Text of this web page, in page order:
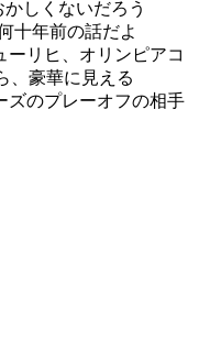
しくないだろう
十年前の話だよ
ーリヒ、オリンピアコ
、豪華に見える
ズのプレーオフの相手